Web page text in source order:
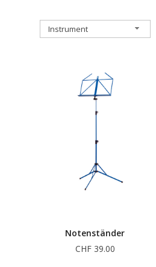
Instrument
Notenständer
CHF 39.00